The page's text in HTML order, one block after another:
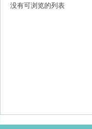
没有可浏览的列表